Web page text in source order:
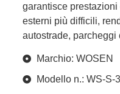
garantisce
esterni più difficili,
autostrade, parcheggi
Marchio: WOSEN
Modello n.: WS-S-